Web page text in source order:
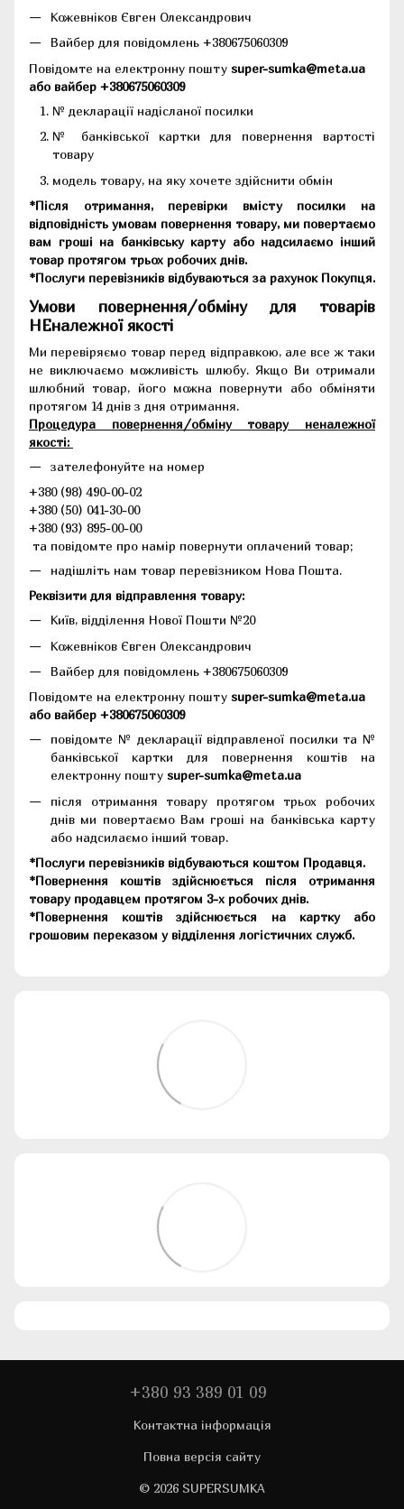
Кожевніков Євген Олександрович
Вайбер для повідомлень +380675060309
Повідомте на електронну пошту super-sumka@meta.ua
або вайбер +380675060309
№ декларації надісланої посилки
№ банківської картки для повернення вартості
товару
модель товару, на яку хочете здійснити обмін
*Після отримання, перевірки вмісту посилки на
відповідність умовам повернення товару, ми повертаємо
вам гроші на банківську карту або надсилаємо інший
товар протягом трьох робочих днів.
*Послуги перевізників відбуваються за рахунок Покупця.
Умови повернення/обміну для товарів
НЕналежної якості
Ми перевіряємо товар перед відправкою, але все ж таки
не виключаємо можливість шлюбу. Якщо Ви отримали
шлюбний товар, його можна повернути або обміняти
протягом 14 днів з дня отримання.
Процедура повернення/обміну товару неналежної
якості:
зателефонуйте на номер
+380 (98) 490-00-02
+380 (50) 041-30-00
+380 (93) 895-00-00
та повідомте про намір повернути оплачений товар;
надішліть нам товар перевізником Нова Пошта.
Реквізити для відправлення товару:
Київ, відділення Нової Пошти №20
Кожевніков Євген Олександрович
Вайбер для повідомлень +380675060309
Повідомте на електронну пошту super-sumka@meta.ua
або вайбер +380675060309
повідомте № декларації відправленої посилки та №
банківської картки для повернення коштів на
електронну пошту super-sumka@meta.ua
після отримання товару протягом трьох робочих
днів ми повертаємо Вам гроші на банківська карту
або надсилаємо інший товар.
*Послуги перевізників відбуваються коштом Продавця.
*Повернення коштів здійснюється після отримання
товару продавцем протягом 3-х робочих днів.
*Повернення коштів здійснюється на картку або
грошовим переказом у відділення логістичних служб.
+380 93 389 01 09
Контактна інформація
Повна версія сайту
© 2026 SUPERSUMKA